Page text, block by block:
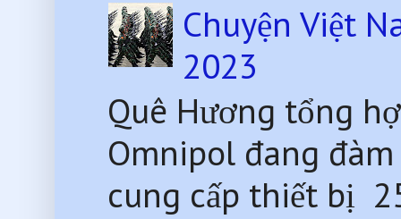
Chuyện Việt
2023
Quê Hương tổng
Omnipol đang
cung cấp thiết bị